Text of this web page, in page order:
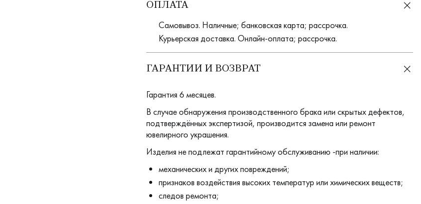
ОПЛАТА
Самовывоз. Наличные; банковская карта; рассрочка.
Курьерская доставка. Онлайн-оплата; рассрочка.
ГАРАНТИИ И ВОЗВРАТ
Гарантия 6 месяцев.
В случае обнаружения производственного брака или скрытых дефектов,
подтверждённых экспертизой, производится замена или ремонт
ювелирного украшения.
Изделия не подлежат гарантийному обслуживанию -при наличии:
механических и других повреждений;
признаков воздействия высоких температур или химических веществ;
следов ремонта;